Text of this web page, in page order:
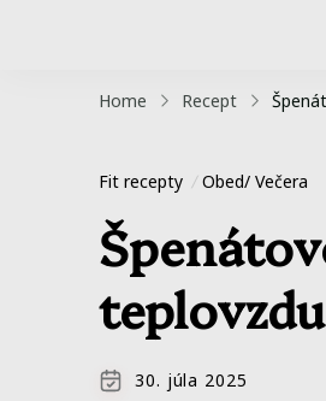
Home Recept
Fit recepty Obed/ Večera
30. júla 2025